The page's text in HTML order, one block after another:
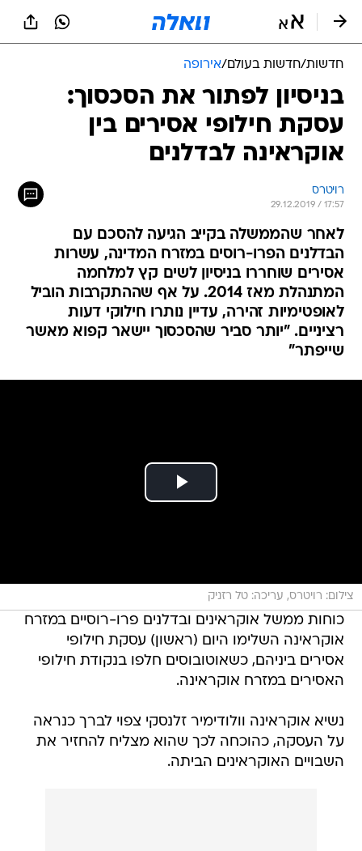
חדשות/חדשות בעולם/אירופה
בניסיון לפתור את הסכסוך:
עסקת חילופי אסירים בין
אוקראינה לבדלנים
רויטרס
29.12.2019 / 17:57
לאחר שהממשלה בקייב הגיעה להסכם עם
הבדלנים הפרו-רוסים במזרח המדינה, עשרות
אסירים שוחררו בניסיון לשים קץ למלחמה
המתנהלת מאז 2014. על אף שההתקרבות הוביל
לאופטימיות זהירה, עדיין נותרו חילוקי דעות
רציניים. "יותר סביר שהסכסוך יישאר קפוא מאשר
שייפתר"
צילום: רויטרס, עריכה: טל רזניק
כוחות ממשל אוקראינים ובדלנים פרו-רוסיים במזרח
אוקראינה השלימו היום (ראשון) עסקת חילופי
אסירים ביניהם, כשאוטובוסים חלפו בנקודת חילופי
האסירים במזרח אוקראינה.
נשיא אוקראינה וולודימיר זלנסקי צפוי לברך כנראה
על העסקה, כהוכחה לכך שהוא מצליח להחזיר את
השבויים האוקראינים הביתה.